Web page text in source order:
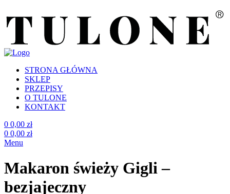
STRONA GŁÓWNA
SKLEP
PRZEPISY
O TULONE
KONTAKT
0 0,00 zł
0 0,00 zł
Menu
Makaron świeży Gigli –
bezjajeczny